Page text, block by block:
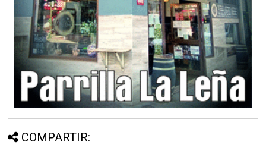
COMPARTIR: